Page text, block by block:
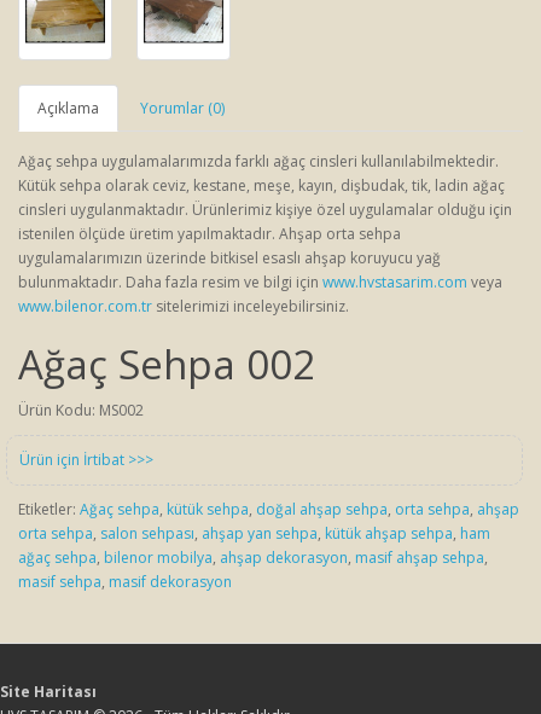
Açıklama Yorumlar (0)
Ağaç sehpa uygulamalarımızda farklı ağaç cinsleri kullanılabilmektedir.
Kütük sehpa olarak ceviz, kestane, meşe, kayın, dişbudak, tik, ladin ağaç
cinsleri uygulanmaktadır. Ürünlerimiz kişiye özel uygulamalar olduğu için
istenilen ölçüde üretim yapılmaktadır. Ahşap orta sehpa
uygulamalarımızın üzerinde bitkisel esaslı ahşap koruyucu yağ
bulunmaktadır. Daha fazla resim ve bilgi için www.hvstasarim.com veya
www.bilenor.com.tr sitelerimizi inceleyebilirsiniz.
Ağaç Sehpa 002
Ürün Kodu: MS002
Ürün için İrtibat >>>
Etiketler: Ağaç sehpa, kütük sehpa, doğal ahşap sehpa, orta sehpa, ahşap
orta sehpa, salon sehpası, ahşap yan sehpa, kütük ahşap sehpa, ham
ağaç sehpa, bilenor mobilya, ahşap dekorasyon, masif ahşap sehpa,
masif sehpa, masif dekorasyon
Site Haritası